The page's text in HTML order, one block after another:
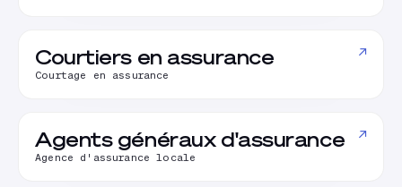
Courtiers en assurance
Courtage en assurance
↗
Agents généraux d'assurance
Agence d'assurance locale
↗